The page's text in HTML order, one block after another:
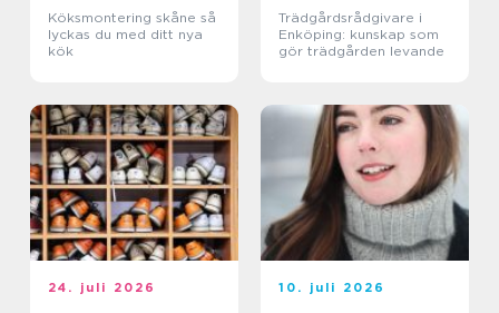
Köksmontering skåne så
lyckas du med ditt nya
kök
Trädgårdsrådgivare i
Enköping: kunskap som
gör trädgården levande
24. juli 2026 10. juli 2026